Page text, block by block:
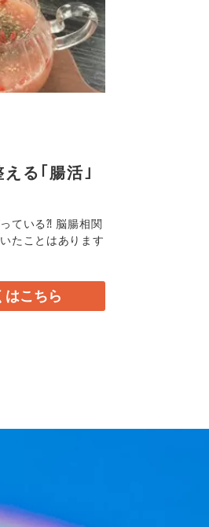
る｢腸活｣
ている⁈ 脳腸相関
たことはあります
はこちら